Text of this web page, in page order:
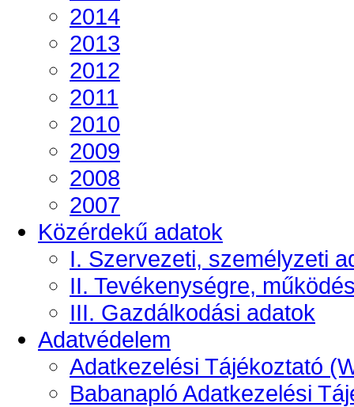
2014
2013
2012
2011
2010
2009
2008
2007
Közérdekű adatok
I. Szervezeti, személyzeti
II. Tevékenységre,
III. Gazdálkodási adatok
Adatvédelem
Adatkezelési Tájékoztató
Babanapló Adatkezelési